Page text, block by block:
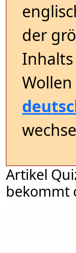
der
Wollen
Artikel
bekommt